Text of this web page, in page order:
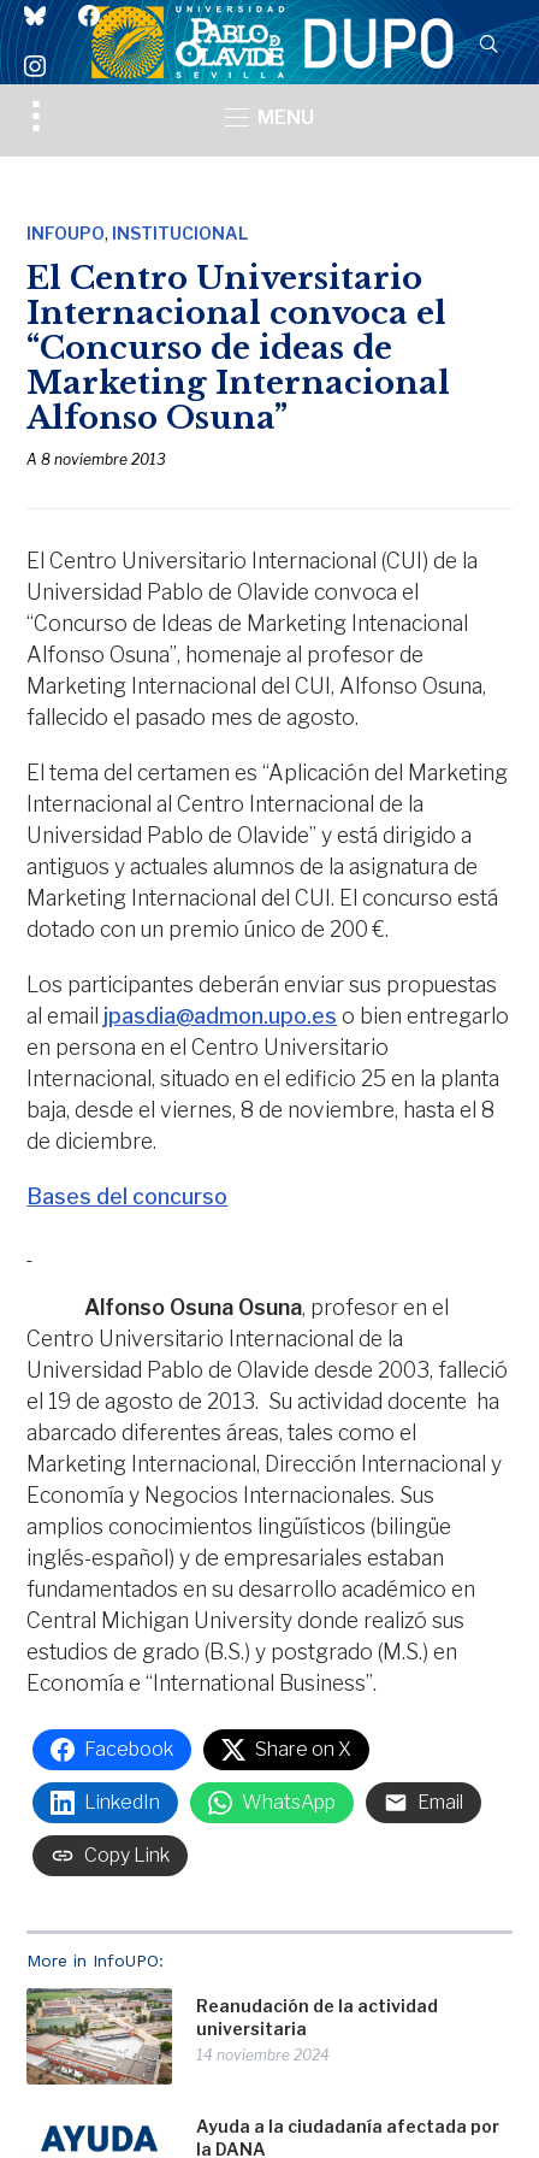
blueskyfacebook
instagram
Toggle
sidebar
MENU
INFOUPO, INSTITUCIONAL
El Centro Universitario
Internacional convoca el
“Concurso de ideas de
Marketing Internacional
Alfonso Osuna”
A8 noviembre 2013
More in InfoUPO:
Reanudación de la actividad
universitaria
14 noviembre 2024
Ayuda a la ciudadanía afectada por
la DANA
El Centro Universitario Internacional (CUI) de la
Universidad Pablo de Olavide convoca el
“Concurso de Ideas de Marketing Intenacional
Alfonso Osuna”, homenaje al profesor de
Marketing Internacional del CUI, Alfonso Osuna,
fallecido el pasado mes de agosto.
El tema del certamen es “Aplicación del Marketing
Internacional al Centro Internacional de la
Universidad Pablo de Olavide” y está dirigido a
antiguos y actuales alumnos de la asignatura de
Marketing Internacional del CUI. El concurso está
dotado con un premio único de 200 €.
Los participantes deberán enviar sus propuestas
al email jpasdia@admon.upo.es o bien entregarlo
en persona en el Centro Universitario
Internacional, situado en el edificio 25 en la planta
baja, desde el viernes, 8 de noviembre, hasta el 8
de diciembre.
Bases del concurso
Alfonso Osuna Osuna, profesor en el
Centro Universitario Internacional de la
Universidad Pablo de Olavide desde 2003, falleció
el 19 de agosto de 2013. Su actividad docente ha
abarcado diferentes áreas, tales como el
Marketing Internacional, Dirección Internacional y
Economía y Negocios Internacionales. Sus
amplios conocimientos lingüísticos (bilingüe
inglés-español) y de empresariales estaban
fundamentados en su desarrollo académico en
Central Michigan University donde realizó sus
estudios de grado (B.S.) y postgrado (M.S.) en
Economía e “International Business”.
Facebook Share on X
LinkedIn WhatsApp Email
Copy Link